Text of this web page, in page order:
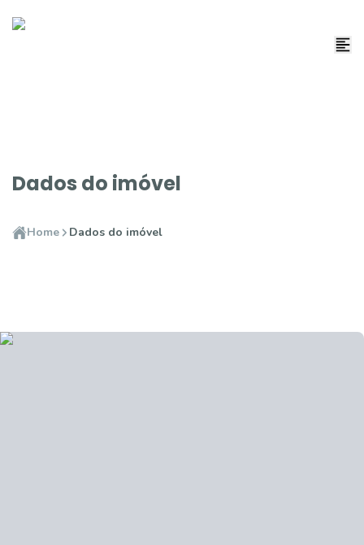
Dados do imóvel
Home Dados do imóvel